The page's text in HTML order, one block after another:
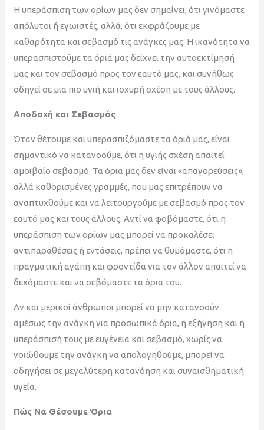
Η υπεράσπιση των ορίων μας δεν σημαίνει, ότι γινόμαστε
απόλυτοι ή εγωιστές, αλλά, ότι εκφράζουμε με
καθαρότητα και σεβασμό τις ανάγκες μας. Η ικανότητα να
υπερασπιστούμε τα όριά μας δείχνει την αυτοεκτίμησή
μας και τον σεβασμό προς τον εαυτό μας, και συνήθως
οδηγεί σε μια πιο υγιή και ισχυρή σχέση με τους άλλους.
Αποδοχή και Σεβασμός
Όταν θέτουμε και υπερασπιζόμαστε τα όριά μας, είναι
σημαντικό να κατανοούμε, ότι η υγιής σχέση απαιτεί
αμοιβαίο σεβασμό. Τα όρια μας δεν είναι «απαγορεύσεις»,
αλλά καθορισμένες γραμμές, που μας επιτρέπουν να
αναπτυχθούμε και να λειτουργούμε με σεβασμό προς τον
εαυτό μας και τους άλλους. Αντί να φοβόμαστε, ότι η
υπεράσπιση των ορίων μας μπορεί να προκαλέσει
αντιπαραθέσεις ή εντάσεις, πρέπει να θυμόμαστε, ότι η
πραγματική αγάπη και φροντίδα για τον άλλον απαιτεί να
δεχόμαστε και να σεβόμαστε τα όρια του.
Αν και μερικοί άνθρωποι μπορεί να μην κατανοούν
αμέσως την ανάγκη για προσωπικά όρια, η εξήγηση και η
υπεράσπισή τους με ευγένεια και σεβασμό, χωρίς να
νοιώθουμε την ανάγκη να απολογηθούμε, μπορεί να
οδηγήσει σε μεγαλύτερη κατανόηση και συναισθηματική
υγεία.
Πώς Να Θέσουμε Όρια